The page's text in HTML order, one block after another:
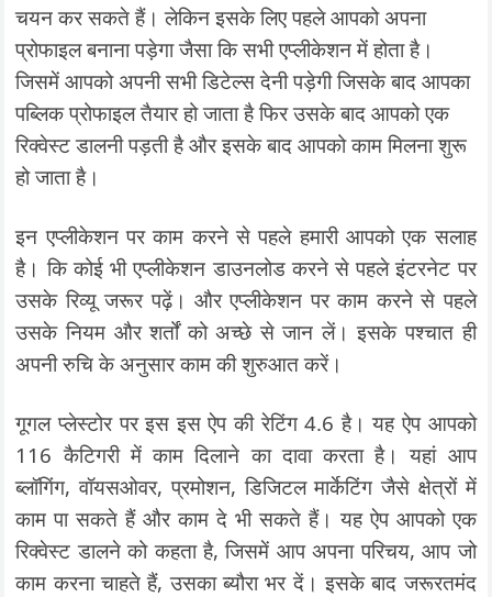
चयन कर सकते हैं। लेकिन इसके लिए पहले आपको अपना
प्रोफाइल बनाना पड़ेगा जैसा कि सभी एप्लीकेशन में होता है।
जिसमें आपको अपनी सभी डिटेल्स देनी पड़ेगी जिसके बाद आपका
पब्लिक प्रोफाइल तैयार हो जाता है फिर उसके बाद आपको एक
रिक्वेस्ट डालनी पड़ती है और इसके बाद आपको काम मिलना शुरू
हो जाता है।
इन एप्लीकेशन पर काम करने से पहले हमारी आपको एक सलाह
है। कि कोई भी एप्लीकेशन डाउनलोड करने से पहले इंटरनेट पर
उसके रिव्यू जरूर पढ़ें। और एप्लीकेशन पर काम करने से पहले
उसके नियम और शर्तों को अच्छे से जान लें। इसके पश्चात ही
अपनी रुचि के अनुसार काम की शुरुआत करें।
गूगल प्लेस्टोर पर इस इस ऐप की रेटिंग 4.6 है। यह ऐप आपको
116 कैटिगरी में काम दिलाने का दावा करता है। यहां आप
ब्लॉगिंग, वॉयसओवर, प्रमोशन, डिजिटल मार्केटिंग जैसे क्षेत्रों में
काम पा सकते हैं और काम दे भी सकते हैं। यह ऐप आपको एक
रिक्वेस्ट डालने को कहता है, जिसमें आप अपना परिचय, आप जो
काम करना चाहते हैं, उसका ब्यौरा भर दें। इसके बाद जरूरतमंद